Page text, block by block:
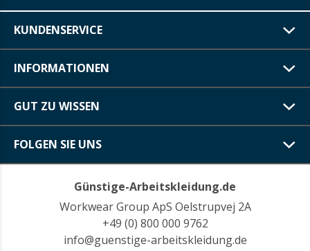
KUNDENSERVICE
INFORMATIONEN
GUT ZU WISSEN
FOLGEN SIE UNS
Günstige-Arbeitskleidung.de
Workwear Group ApS Oelstrupvej 2A
+49 (0) 800 000 9762
info@guenstige-arbeitskleidung.de